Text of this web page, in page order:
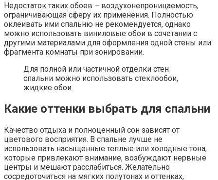
Недостаток таких обоев – воздухонепроницаемость,
ограничивающая сферу их применения. Полностью
оклеивать ими спальню не рекомендуется, однако
можно использовать виниловые обои в сочетании с
другими материалами для оформления одной стены или
фрагмента комнаты при зонировании.
Для полной или частичной отделки стен
спальни можно использовать стеклообои,
жидкие обои.
Какие оттенки выбрать для спальни
Качество отдыха и полноценный сон зависят от
цветового восприятия. В спальне лучше не
использовать насыщенные теплые или холодные тона,
которые привлекают внимание, возбуждают нервные
центры и мешают расслабиться. Желательно
сосредоточиться на мягких полутонах и оттенках,